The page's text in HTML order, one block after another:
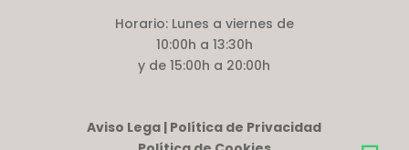
Horario:Lunes a viernes de
10:00h a 13:30h
y de 15:00h a 20:00h
Aviso Lega | Política de Privacidad